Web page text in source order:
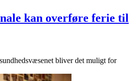
kan overføre ferie til
bliver det muligt for